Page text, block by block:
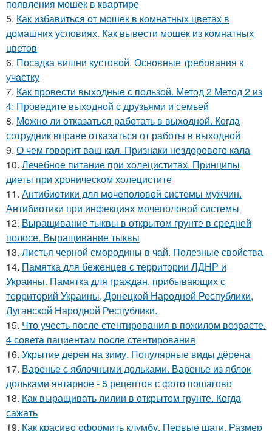
появления мошек в квартире
5. Как избавиться от мошек в комнатных цветах в
домашних условиях. Как вывести мошек из комнатных
цветов
6. Посадка вишни кустовой. Основные требования к
участку
7. Как провести выходные с пользой. Метод 2 Метод 2 из
4: Проведите выходной с друзьями и семьей
8. Можно ли отказаться работать в выходной. Когда
сотрудник вправе отказаться от работы в выходной
9. О чем говорит ваш кал. Признаки нездорового кала
10. Лечебное питание при холециститах. Принципы
диеты при хроническом холецистите
11. Антибиотики для мочеполовой системы мужчин.
Антибиотики при инфекциях мочеполовой системы
12. Выращивание тыквы в открытом грунте в средней
полосе. Выращивание тыквы
13. Листья черной смородины в чай. Полезные свойства
14. Памятка для беженцев с территории ЛДНР и
Украины. Памятка для граждан, прибывающих с
территорий Украины, Донецкой Народной Республики,
Луганской Народной Республики.
15. Что учесть после стентирования в пожилом возрасте.
4 совета пациентам после стентирования
16. Укрытие дерен на зиму. Популярные виды дёрена
17. Варенье с яблочными дольками. Варенье из яблок
дольками янтарное - 5 рецептов с фото пошагово
18. Как выращивать лилии в открытом грунте. Когда
сажать
19. Как красиво оформить клумбу. Первые шаги. Размер